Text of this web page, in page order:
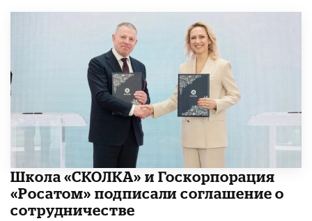
Школа «СКОЛКА» и Госкорпорация
«Росатом» подписали соглашение о
сотрудничестве